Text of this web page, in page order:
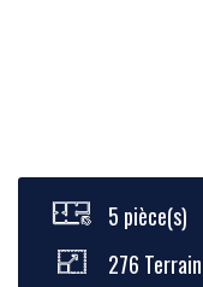
5 pièce(s)
276 Terrain